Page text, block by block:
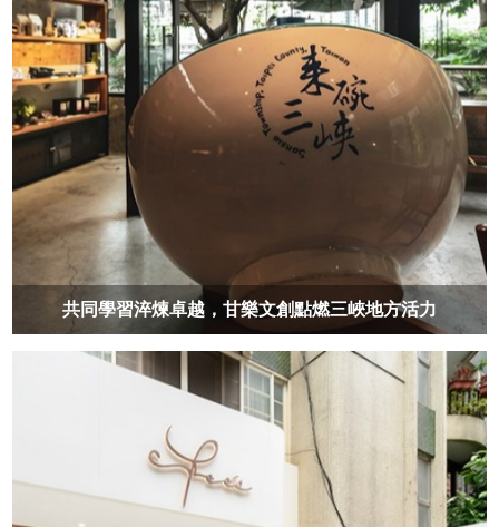
共同學習淬煉卓越，甘樂文創點燃三峽地方活力